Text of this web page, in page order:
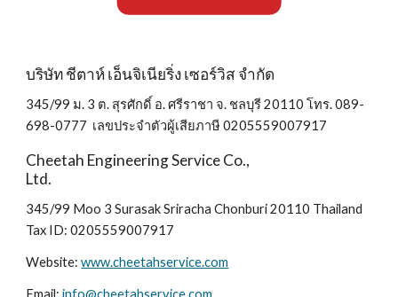
บริษัท ชีตาห์ เอ็นจิเนียริ่ง เซอร์วิส จำกัด
345/99 ม. 3 ต. สุรศักดิ์ อ. ศรีราชา จ. ชลบุรี 20110 โทร. 089-
698-0777 เลขประจำตัวผู้เสียภาษี 0205559007917
Cheetah Engineering Service Co.,
Ltd.
345/99 Moo 3 Surasak Sriracha Chonburi 20110 Thailand
Tax ID: 0205559007917
Website:www.cheetahservice.com
Email:info@cheetahservice.com